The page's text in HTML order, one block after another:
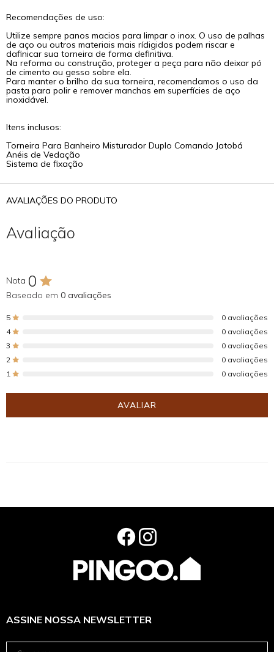
Recomendações de uso:
Utilize sempre panos macios para limpar o inox. O uso de palhas
de aço ou outros materiais mais rídigidos podem riscar e
dafinicar sua torneira de forma definitiva.
Na reforma ou construção, proteger a peça para não deixar pó
de cimento ou gesso sobre ela.
Para manter o brilho da sua torneira, recomendamos o uso da
pasta para polir e remover manchas em superfícies de aço
inoxidável.
Itens inclusos:
Torneira Para Banheiro Misturador Duplo Comando Jatobá
Anéis de Vedação
Sistema de fixação
AVALIAÇÕES DO PRODUTO
Avaliação
Nota 0
Baseado em0 avaliações
5
0 avaliações
4
0 avaliações
3
0 avaliações
2
0 avaliações
1
0 avaliações
AVALIAR
ASSINE NOSSA NEWSLETTER